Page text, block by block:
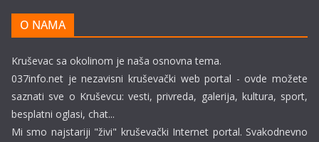
O NAMA
Kruševac sa okolinom je naša osnovna tema.
037info.net je nezavisni kruševački web portal - ovde možete
saznati sve o Kruševcu: vesti, privreda, galerija, kultura, sport,
besplatni oglasi, chat...
Mi smo najstariji "živi" kruševački Internet portal. Svakodnevno